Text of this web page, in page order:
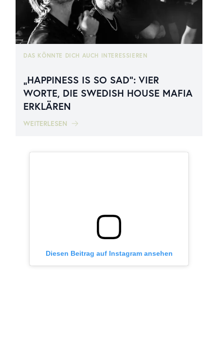
DAS KÖNNTE DICH AUCH INTERESSIEREN
„HAPPINESS IS SO SAD“: VIER
WORTE, DIE SWEDISH HOUSE MAFIA
ERKLÄREN
WEITERLESEN
Diesen Beitrag auf Instagram ansehen